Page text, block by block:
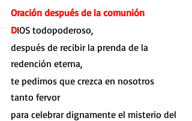
Oración después de la comunión
DIOS todopoderoso,
después de recibir la prenda de la
redención eterna,
te pedimos que crezca en nosotros
tanto fervor
para celebrar dignamente el misterio del